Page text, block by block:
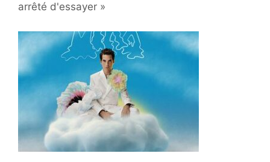
arrêté d'essayer »